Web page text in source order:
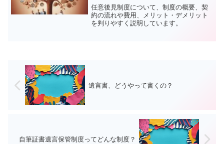
任意後見制度について、制度の概要、契
約の流れや費用、メリット・デメリット
を判りやすく説明しています。
遺言書、どうやって書くの？
自筆証書遺言保管制度ってどんな制度？